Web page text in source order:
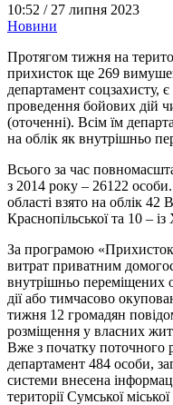
10:52 / 27 липня 2023
Новини
Протягом тижня на
прихисток ще 269
департамент соцзахисту,
проведення бойових дій
(оточенні). Всім їм
на облік як внутрішньо
Всього за час
з 2014 року – 26122
області взято на облік 42
Краснопільської та 10 – із
За програмою
витрат приватним
внутрішньо переміщених
дії або тимчасово
тижня 12 громадян
розміщення у власних
Вже з початку поточного
департамент 484 особи,
системи внесена
території Сумської